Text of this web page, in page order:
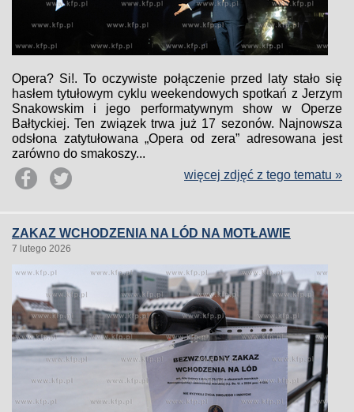
Opera? Si!. To oczywiste połączenie przed laty stało się
hasłem tytułowym cyklu weekendowych spotkań z Jerzym
Snakowskim i jego performatywnym show w Operze
Bałtyckiej. Ten związek trwa już 17 sezonów. Najnowsza
odsłona zatytułowana „Opera od zera” adresowana jest
zarówno do smakoszy...
więcej zdjęć z tego tematu »
ZAKAZ WCHODZENIA NA LÓD NA MOTŁAWIE
7 lutego 2026